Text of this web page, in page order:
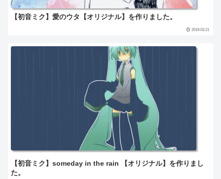
【初音ミク】愛のウタ【オリジナル】を作りました。
2019.03.21
【初音ミク】someday in the rain 【オリジナル】を作りまし
た。